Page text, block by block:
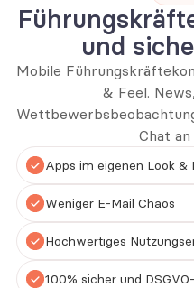
und
Mobile
& Feel.
Chat
Apps im eigenen Look &
Weniger E-Mail Chaos
Hochwertiges
100% sicher und